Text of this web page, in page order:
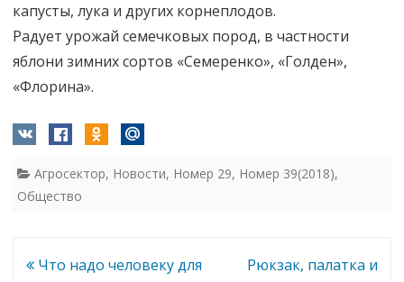
капусты, лука и других корнеплодов.
Радует урожай семечковых пород, в частности
яблони зимних сортов «Семеренко», «Голден»,
«Флорина».
Агросектор, Новости, Номер 29, Номер 39(2018),
Общество
Навигация
Что надо человеку для
Рюкзак, палатка и